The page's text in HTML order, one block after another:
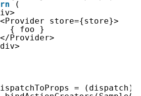
(
<Provider store={store}>
{ foo }
</Provider>
= (dispatch)